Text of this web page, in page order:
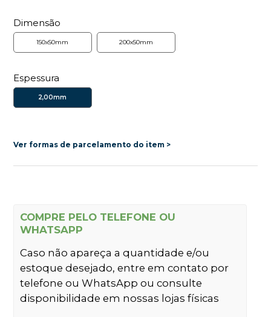
Dimensão
150x50mm 200x50mm
Espessura
2,00mm
Ver formas de parcelamento do item >
COMPRE PELO TELEFONE OU
WHATSAPP
Caso não apareça a quantidade e/ou
estoque desejado, entre em contato por
telefone ou WhatsApp ou consulte
disponibilidade em nossas lojas físicas